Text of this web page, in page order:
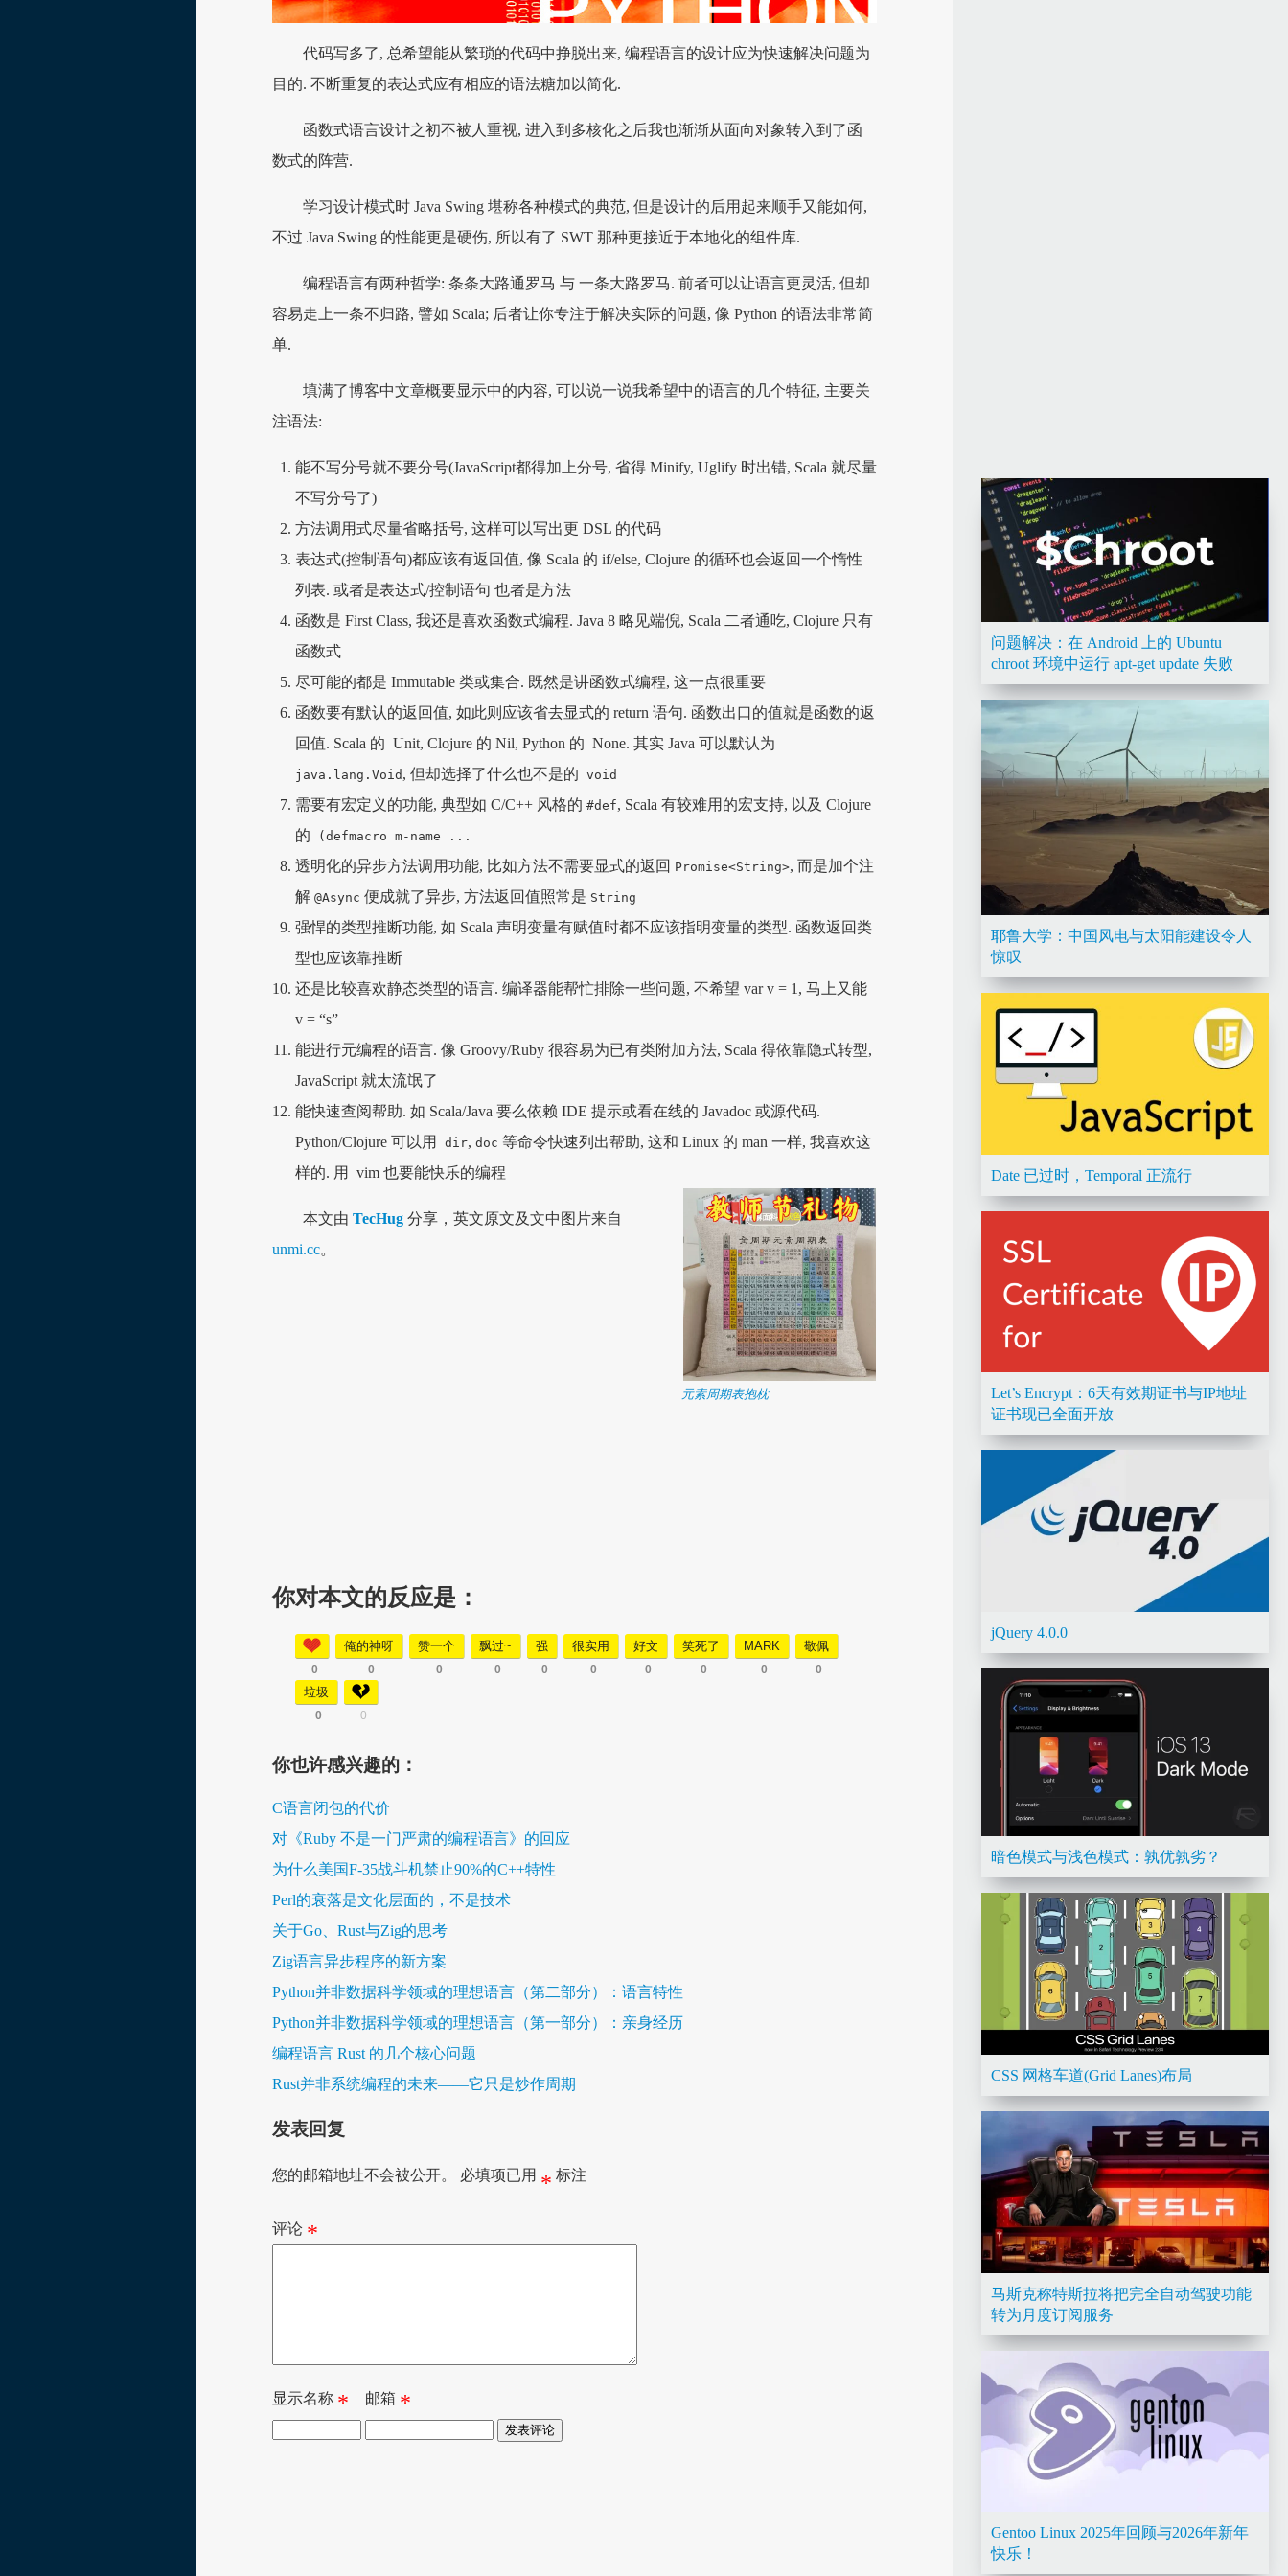
代码写多了, 总希望能从繁琐的代码中挣脱出来, 编程语言的设计应为快速解决问题为
目的. 不断重复的表达式应有相应的语法糖加以简化.
函数式语言设计之初不被人重视, 进入到多核化之后我也渐渐从面向对象转入到了函
数式的阵营.
学习设计模式时 Java Swing 堪称各种模式的典范, 但是设计的后用起来顺手又能如何,
不过 Java Swing 的性能更是硬伤, 所以有了 SWT 那种更接近于本地化的组件库.
编程语言有两种哲学: 条条大路通罗马 与 一条大路罗马. 前者可以让语言更灵活, 但却
容易走上一条不归路, 譬如 Scala; 后者让你专注于解决实际的问题, 像 Python 的语法非常简
单.
填满了博客中文章概要显示中的内容, 可以说一说我希望中的语言的几个特征, 主要关
注语法:
能不写分号就不要分号(JavaScript都得加上分号, 省得 Minify, Uglify 时出错, Scala 就尽量
不写分号了)
方法调用式尽量省略括号, 这样可以写出更 DSL 的代码
表达式(控制语句)都应该有返回值, 像 Scala 的 if/else, Clojure 的循环也会返回一个惰性
列表. 或者是表达式/控制语句 也者是方法
函数是 First Class, 我还是喜欢函数式编程. Java 8 略见端倪, Scala 二者通吃, Clojure 只有
函数式
尽可能的都是 Immutable 类或集合. 既然是讲函数式编程, 这一点很重要
函数要有默认的返回值, 如此则应该省去显式的 return 语句. 函数出口的值就是函数的返
回值. Scala 的 Unit, Clojure 的 Nil, Python 的 None. 其实 Java 可以默认为
java.lang.Void , 但却选择了什么也不是的 void
需要有宏定义的功能, 典型如 C/C++ 风格的 #def, Scala 有较难用的宏支持, 以及 Clojure
的
(defmacro m-name ...
透明化的异步方法调用功能, 比如方法不需要显式的返回 Promise<String>, 而是加个注
解 @Async 便成就了异步, 方法返回值照常是 String
强悍的类型推断功能, 如 Scala 声明变量有赋值时都不应该指明变量的类型. 函数返回类
型也应该靠推断
还是比较喜欢静态类型的语言. 编译器能帮忙排除一些问题, 不希望 var v = 1, 马上又能
v = “s”
能进行元编程的语言. 像 Groovy/Ruby 很容易为已有类附加方法, Scala 得依靠隐式转型,
JavaScript 就太流氓了
能快速查阅帮助. 如 Scala/Java 要么依赖 IDE 提示或看在线的 Javadoc 或源代码.
Python/Clojure 可以用 dir, doc 等命令快速列出帮助, 这和 Linux 的 man 一样, 我喜欢这
样的. 用 vim 也要能快乐的编程
元素周期表抱枕
本文由 TecHug分享，英文原文及文中图片来自
unmi.cc。
你对本文的反应是：
0
俺的神呀
0
赞一个
0
飘过~
0
强
0
很实用
0
好文
0
笑死了
0
MARK
0
敬佩
0
垃圾
0 0
你也许感兴趣的：
C语言闭包的代价
对《Ruby 不是一门严肃的编程语言》的回应
为什么美国F-35战斗机禁止90%的C++特性
Perl的衰落是文化层面的，不是技术
关于Go、Rust与Zig的思考
Zig语言异步程序的新方案
Python并非数据科学领域的理想语言（第二部分）：语言特性
Python并非数据科学领域的理想语言（第一部分）：亲身经历
编程语言 Rust 的几个核心问题
Rust并非系统编程的未来——它只是炒作周期
发表回复
您的邮箱地址不会被公开。 必填项已用 * 标注
评论 *
显示名称 * 邮箱 *
问题解决：在 Android 上的 Ubuntu
chroot 环境中运行 apt-get update 失败
耶鲁大学：中国风电与太阳能建设令人
惊叹
Date 已过时，Temporal 正流行
Let’s Encrypt：6天有效期证书与IP地址
证书现已全面开放
jQuery 4.0.0
暗色模式与浅色模式：孰优孰劣？
CSS 网格车道(Grid Lanes)布局
马斯克称特斯拉将把完全自动驾驶功能
转为月度订阅服务
Gentoo Linux 2025年回顾与2026年新年
快乐！